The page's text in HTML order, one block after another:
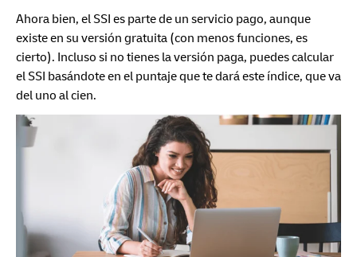
Ahora bien, el SSI es parte de un servicio pago, aunque
existe en su versión gratuita (con menos funciones, es
cierto). Incluso si no tienes la versión paga, puedes calcular
el SSI basándote en el puntaje que te dará este índice, que va
del uno al cien.